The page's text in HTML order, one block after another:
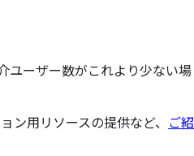
ユーザー数がこれより少ない場
ン用リソースの提供など、 ご紹